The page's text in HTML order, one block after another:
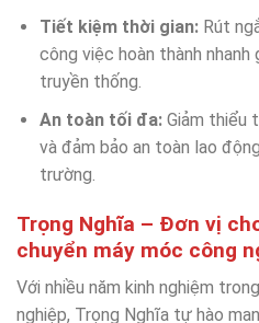
Tiết kiệm thời gian:Rút
công việc hoàn thành nhanh
truyền thống.
An toàn tối đa:Giảm thiểu
và đảm bảo an toàn lao
trường.
Trọng Nghĩa – Đơn vị
chuyển máy móc công
Với nhiều năm kinh nghiệm
nghiệp, Trọng Nghĩa tự hào